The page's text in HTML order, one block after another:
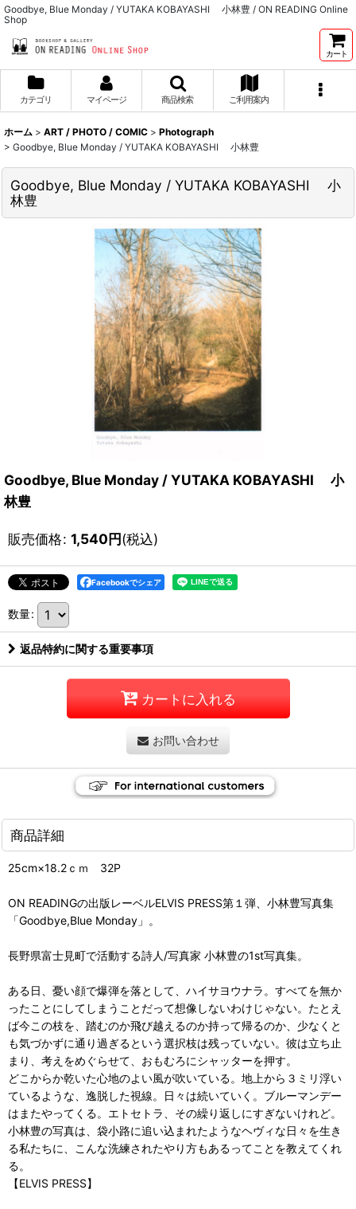
Goodbye, Blue Monday / YUTAKA KOBAYASHI 小林豊 / ON READING Online
Shop
カート
カテゴリ マイページ 商品検索 ご利用案内
ホーム > ART / PHOTO / COMIC > Photograph
> Goodbye, Blue Monday / YUTAKA KOBAYASHI 小林豊
Goodbye, Blue Monday / YUTAKA KOBAYASHI 小
林豊
Goodbye, Blue Monday / YUTAKA KOBAYASHI 小
林豊
販売価格: 1,540円(税込)
Facebookでシェア
数量:
返品特約に関する重要事項
カートに入れる
お問い合わせ
商品詳細
25cm×18.2ｃｍ 32P
ON READINGの出版レーベルELVIS PRESS第１弾、小林豊写真集
「Goodbye,Blue Monday」。
長野県富士見町で活動する詩人/写真家 小林豊の1st写真集。
ある日、憂い顔で爆弾を落として、ハイサヨウナラ。すべてを無か
ったことにしてしまうことだって想像しないわけじゃない。たとえ
ば今この枝を、踏むのか飛び越えるのか持って帰るのか、少なくと
も気づかずに通り過ぎるという選択枝は残っていない。彼は立ち止
まり、考えをめぐらせて、おもむろにシャッターを押す。
どこからか乾いた心地のよい風が吹いている。地上から３ミリ浮い
ているような、逸脱した視線。日々は続いていく。ブルーマンデー
はまたやってくる。エトセトラ、その繰り返しにすぎないけれど。
小林豊の写真は、袋小路に追い込まれたようなヘヴィな日々を生き
る私たちに、こんな洗練されたやり方もあるってことを教えてくれ
る。
【ELVIS PRESS】